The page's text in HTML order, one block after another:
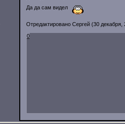
Да да сам видел
Отредактировано Сергей (30 декабря,
0